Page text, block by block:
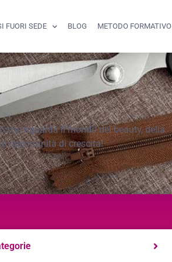
FUORI SEDE BLOG METODO FORMATIVO
che riguarda il mondo del beauty, della
opportunità di crescita!